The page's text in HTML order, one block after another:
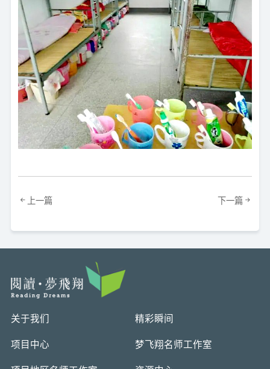
上一篇 下一篇
关于我们 精彩瞬间
项目中心 梦飞翔名师工作室